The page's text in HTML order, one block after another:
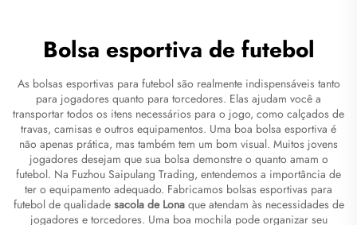
Bolsa esportiva de futebol
As bolsas esportivas para futebol são realmente indispensáveis tanto
para jogadores quanto para torcedores. Elas ajudam você a
transportar todos os itens necessários para o jogo, como calçados de
travas, camisas e outros equipamentos. Uma boa bolsa esportiva é
não apenas prática, mas também tem um bom visual. Muitos jovens
jogadores desejam que sua bolsa demonstre o quanto amam o
futebol. Na Fuzhou Saipulang Trading, entendemos a importância de
ter o equipamento adequado. Fabricamos bolsas esportivas para
futebol de qualidade sacola de Lona que atendam às necessidades de
jogadores e torcedores. Uma boa mochila pode organizar seu